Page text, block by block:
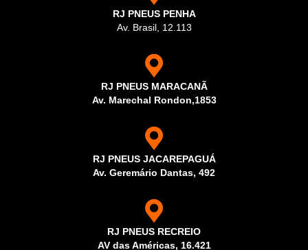
RJ PNEUS PENHA
Av. Brasil, 12.113
RJ PNEUS MARACANÃ
Av. Marechal Rondon,1853
RJ PNEUS JACAREPAGUÁ
Av. Geremário Dantas, 492
RJ PNEUS RECREIO
AV das Américas, 16.421